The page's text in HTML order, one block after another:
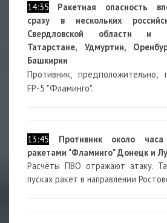
14:35
Ракетная опасность
сразу в нескольких
Свердловской области и
Татарстане, Удмуртии,
Башкирии
Противник, предположительно,
FP-5 "Фламинго".
13:45
Противник около
ракетами "Фламинго" Донецк и
Расчёты ПВО отражают атаку.
пусках ракет в направлении